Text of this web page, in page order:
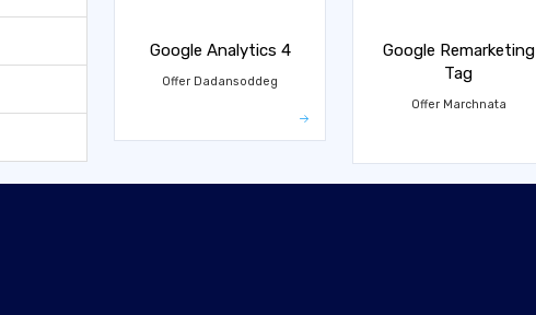
Google Analytics 4
Offer Dadansoddeg
Google Remarketing
Tag
Offer Marchnata